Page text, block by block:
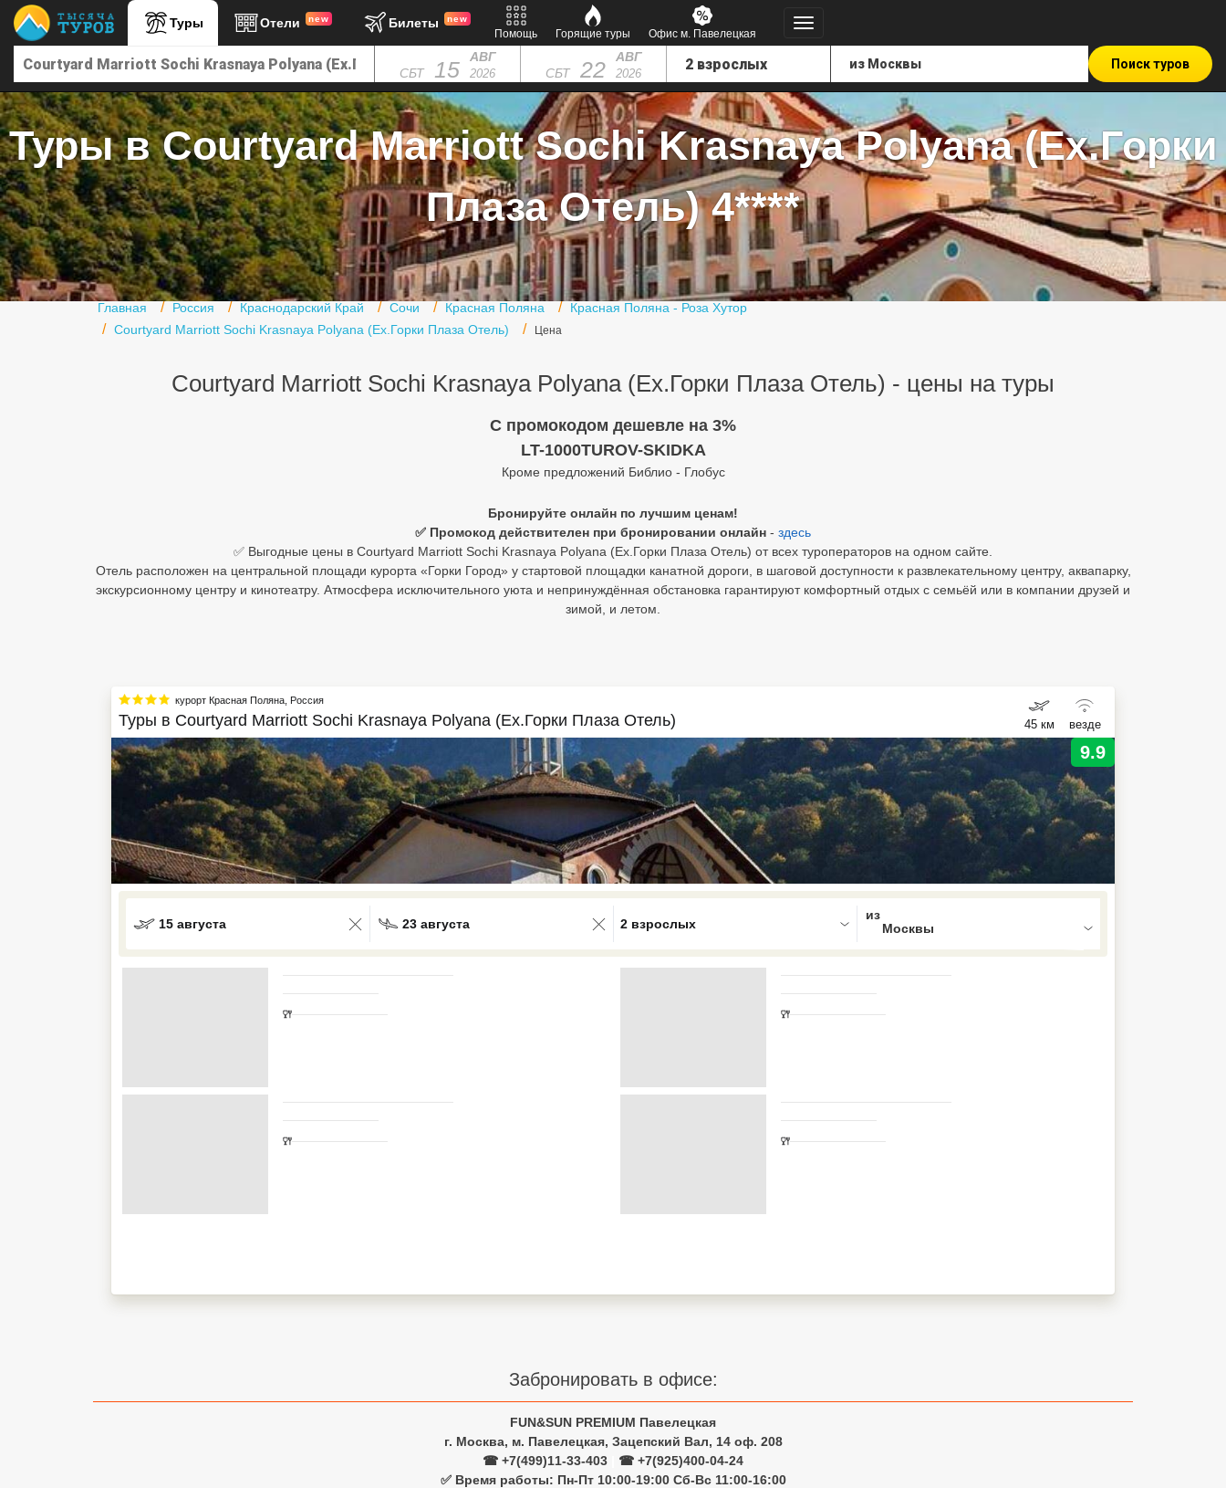
Туры Отели new Билеты new
Помощь Горящие туры Офис м. Павелецкая
СБТ 15 АВГ
2026 СБТ 22 АВГ
2026
Поиск туров
Туры в Courtyard Marriott Sochi Krasnaya Polyana (Ex.Горки
Плаза Отель) 4****
Главная Россия Краснодарский Край Сочи Красная Поляна
Красная Поляна - Роза Хутор
Courtyard Marriott Sochi Krasnaya Polyana (Ex.Горки Плаза Отель)
Цена
Courtyard Marriott Sochi Krasnaya Polyana (Ex.Горки Плаза Отель) - цены на туры
C промокодом дешевле на 3%
LT-1000TUROV-SKIDKA
Кроме предложений Библио - Глобус
Бронируйте онлайн по лучшим ценам!
✅ Промокод действителен при бронировании онлайн - здесь
✅ Выгодные цены в Courtyard Marriott Sochi Krasnaya Polyana (Ex.Горки Плаза Отель) от всех туроператоров на одном сайте.
Отель расположен на центральной площади курорта «Горки Город» у стартовой площадки канатной дороги, в шаговой доступности к развлекательному центру, аквапарку,
экскурсионному центру и кинотеатру. Атмосфера исключительного уюта и непринуждённая обстановка гарантируют комфортный отдых с семьёй или в компании друзей и
зимой, и летом.
курорт Красная Поляна Россия
Туры в Courtyard Marriott Sochi Krasnaya Polyana (Ex.Горки Плаза Отель) 45 км везде
9.9
15 августа 23 августа
0 results available. Select is focused , press Down to open the menu,
2 взрослых
Забронировать в офисе:
FUN&SUN PREMIUM Павелецкая
г. Москва, м. Павелецкая, Зацепский Вал, 14 оф. 208
☎ +7(499)11-33-403
☎ +7(925)400-04-24
✅ Время работы: Пн-Пт 10:00-19:00 Сб-Вс 11:00-16:00
Главная
Туры в Турцию
Туры в Египет
Туры в ОАЭ
Офис г. Москва
Помощь
Подборки отелей
Кав Мин Воды
Экскурсионные туры